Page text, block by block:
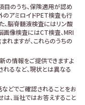
のうち、保険適用が認め
のアミロイドPET検査も行
、脳脊髄液検査にはリン酸
画像検査にはCT検査、MRI
れますが、これらのうちの
の情報をご提供できますよ
れるなど、現状とは異なる
どでご確認されることをお
、当社ではお答えすること